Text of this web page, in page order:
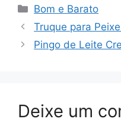
Categorias
Bom e Barato
Truque para
Pingo de Leite
Deixe um